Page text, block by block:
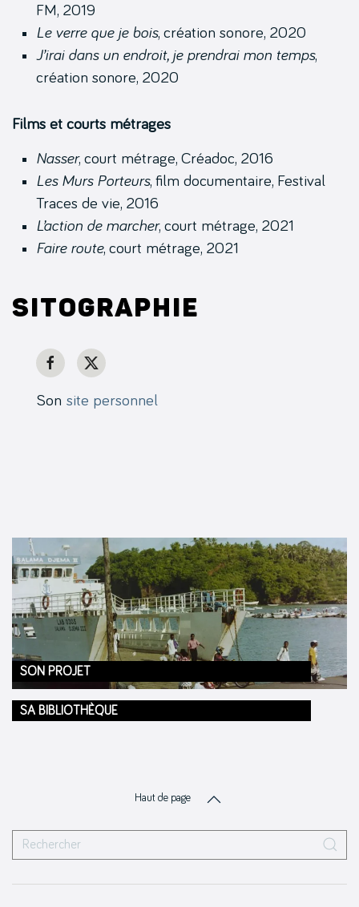
FM, 2019
Le verre que je bois, création sonore, 2020
J’irai dans un endroit, je prendrai mon temps,
création sonore, 2020
Films et courts métrages
Nasser, court métrage, Créadoc, 2016
Les Murs Porteurs, film documentaire, Festival
Traces de vie, 2016
L’action de marcher, court métrage, 2021
Faire route, court métrage, 2021
Sitographie
Son site personnel
SON PROJET
SA BIBLIOTHÈQUE
Haut de page